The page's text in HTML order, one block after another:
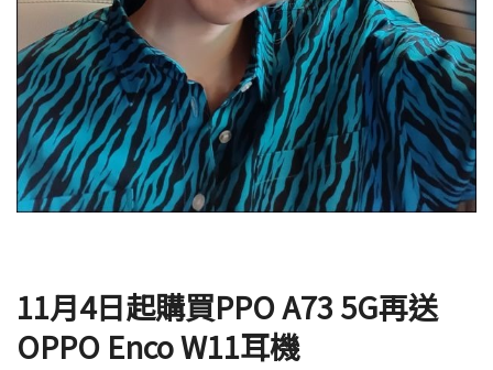
11月4日起購買PPO A73 5G再送
OPPO Enco W11耳機